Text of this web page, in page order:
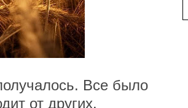
Все было
от других.